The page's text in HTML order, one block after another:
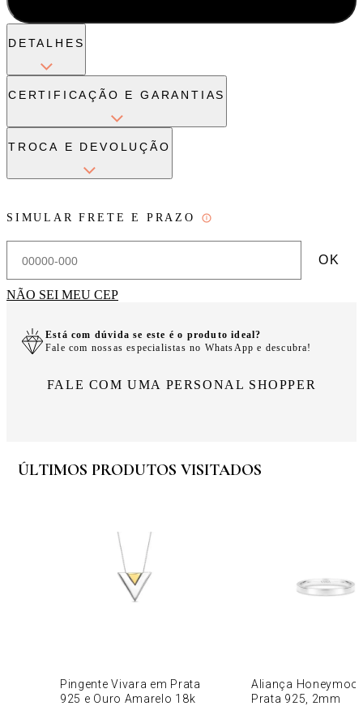
DETALHES
CERTIFICAÇÃO E GARANTIAS
TROCA E DEVOLUÇÃO
SIMULAR FRETE E PRAZO
OK
NÃO SEI MEU CEP
Está com dúvida se este é o produto ideal?
Fale com nossas especialistas no WhatsApp e descubra!
FALE COM UMA PERSONAL SHOPPER
ÚLTIMOS PRODUTOS VISITADOS
Pingente Vivara em Prata
925 e Ouro Amarelo 18k
Aliança
Prata 925, 2mm